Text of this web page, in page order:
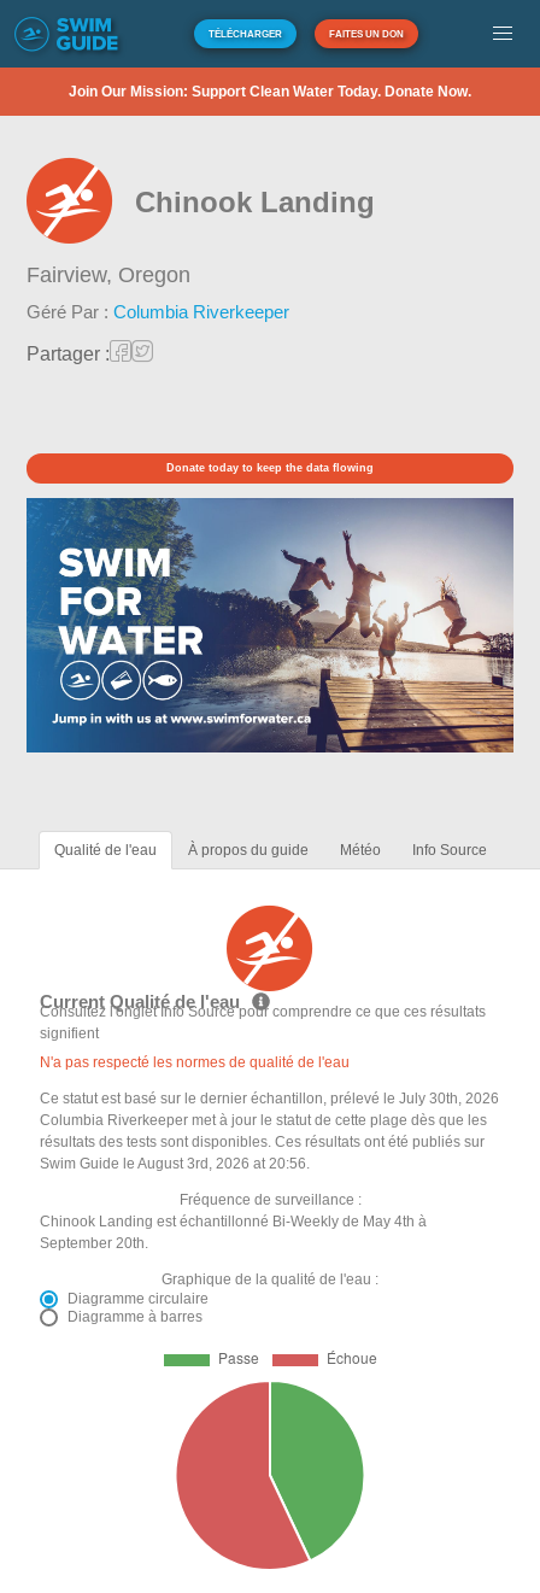
TÉLÉCHARGER FAITES UN DON
Join Our Mission: Support Clean Water Today. Donate Now.
Chinook Landing
Fairview, Oregon
Géré Par :Columbia Riverkeeper
Partager :
Donate today to keep the data flowing
Qualité de l'eau À propos du guide Météo Info Source
Current Qualité de l'eau
Consultez l'onglet Info Source pour comprendre ce que ces résultats
signifient
N'a pas respecté les normes de qualité de l'eau
Ce statut est basé sur le dernier échantillon, prélevé le July 30th, 2026
Columbia Riverkeeper met à jour le statut de cette plage dès que les
résultats des tests sont disponibles. Ces résultats ont été publiés sur
Swim Guide le August 3rd, 2026 at 20:56.
Fréquence de surveillance :
Chinook Landing est échantillonné Bi-Weekly de May 4th à
September 20th.
Graphique de la qualité de l'eau :
Diagramme circulaire
Diagramme à barres